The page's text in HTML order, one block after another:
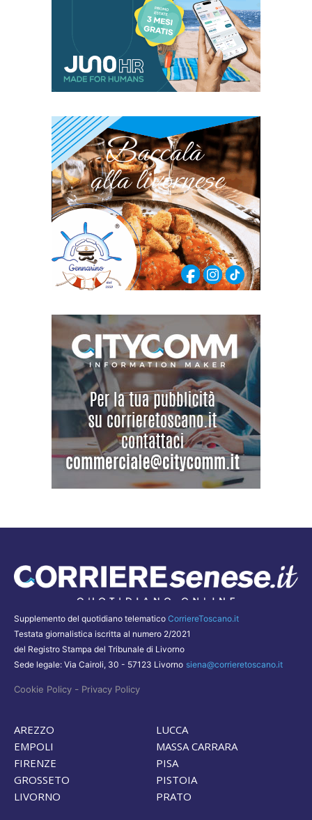
Supplemento del quotidiano telematico CorriereToscano.it
Testata giornalistica iscritta al numero 2/2021
del Registro Stampa del Tribunale di Livorno
Sede legale: Via Cairoli, 30 - 57123 Livorno siena@corrieretoscano.it
Cookie Policy - Privacy Policy
AREZZO
EMPOLI
FIRENZE
GROSSETO
LIVORNO
LUCCA
MASSA CARRARA
PISA
PISTOIA
PRATO